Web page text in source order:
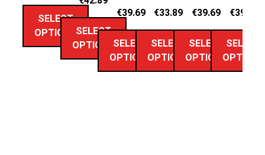
SELECT
OPTIONSSELECT
OPTIONS
€39.69
SELECT
OPTIONS
€33.89
SELECT
OPTIONS
€39.69
SELECT
OPTIONS
€39.69
SELECT
OPTIONS